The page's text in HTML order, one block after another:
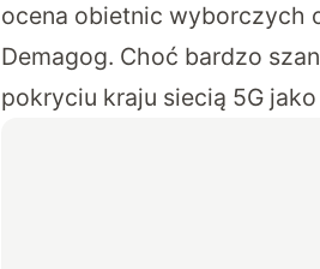
ocena obietnic wyborczych
Demagog. Choć bardzo
pokryciu kraju siecią 5G jako